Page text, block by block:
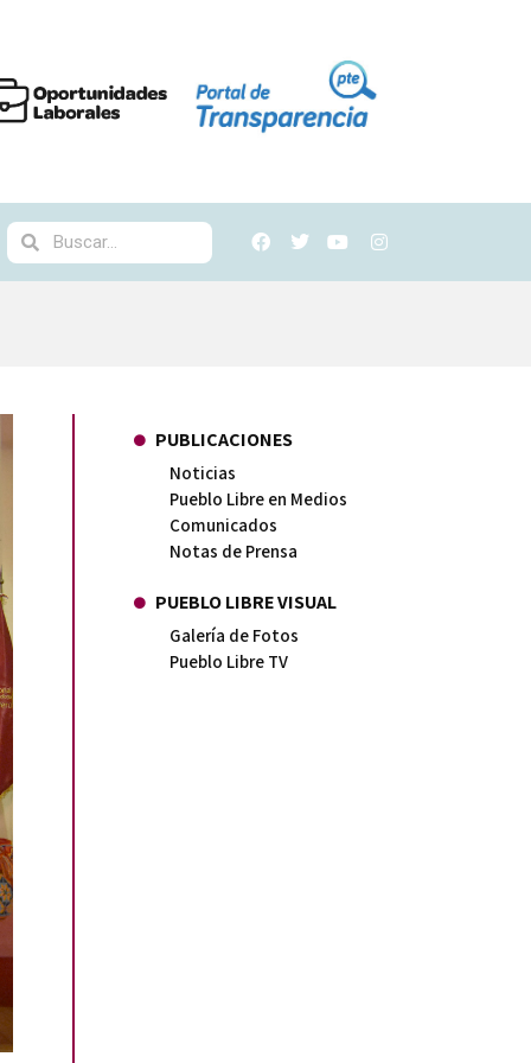
PUBLICACIONES
Noticias
Pueblo Libre en Medios
Comunicados
Notas de Prensa
PUEBLO LIBRE VISUAL
Galería de Fotos
Pueblo Libre TV